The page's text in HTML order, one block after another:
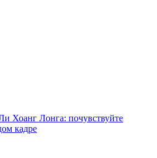
Хоанг Лонга: почувствуйте
кадре